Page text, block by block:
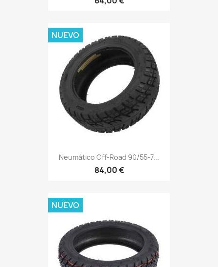
Neumático Off-Road 90/55-7...
84,00 €
NUEVO
NUEVO